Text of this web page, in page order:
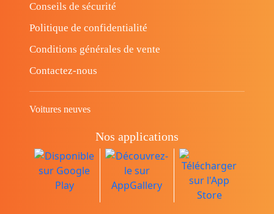
Conseils de sécurité
Politique de confidentialité
Conditions générales de vente
Contactez-nous
Voitures neuves
Nos applications